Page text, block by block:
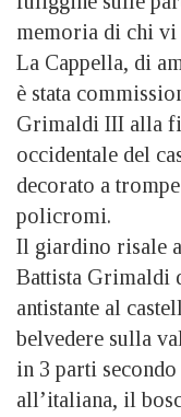
memoria di chi vi
La Cappella, di
è stata
Grimaldi III alla
occidentale del
decorato a
policromi.
Il giardino risale
Battista Grimaldi
antistante al
belvedere sulla
in 3 parti
all’italiana, il